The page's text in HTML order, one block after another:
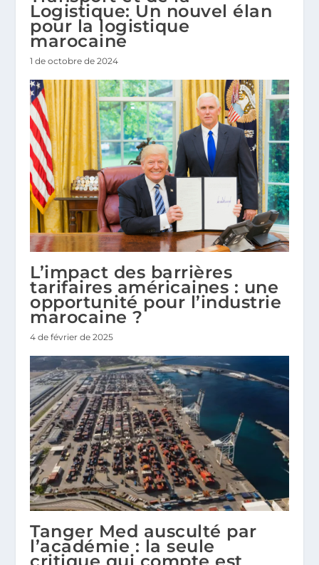
Logistique: Un nouvel élan
pour la logistique
marocaine
1 de octobre de 2024
L’impact des barrières
tarifaires américaines : une
opportunité pour l’industrie
marocaine ?
4 de février de 2025
Tanger Med ausculté par
l’académie : la seule
critique qui compte est